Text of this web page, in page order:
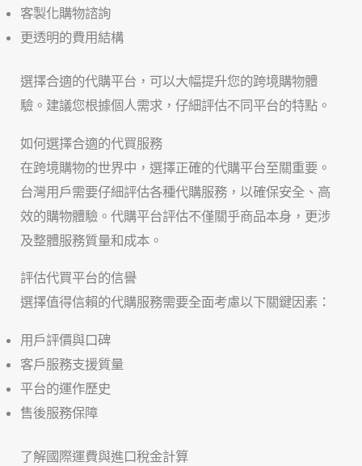
客製化購物諮詢
更透明的費用結構
選擇合適的代購平台，可以大幅提升您的跨境購物體
驗。建議您根據個人需求，仔細評估不同平台的特點。
如何選擇合適的代買服務
在跨境購物的世界中，選擇正確的代購平台至關重要。
台灣用戶需要仔細評估各種代購服務，以確保安全、高
效的購物體驗。代購平台評估不僅關乎商品本身，更涉
及整體服務質量和成本。
評估代買平台的信譽
選擇值得信賴的代購服務需要全面考慮以下關鍵因素：
用戶評價與口碑
客戶服務支援質量
平台的運作歷史
售後服務保障
了解國際運費與進口稅金計算